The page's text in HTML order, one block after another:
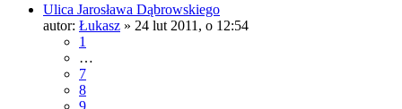
Ulica Jarosława Dąbrowskiego
autor: Łukasz » 24 lut 2011, o 12:54
1
…
7
8
9